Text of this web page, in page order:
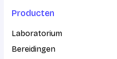
Producten
Laboratorium
Bereidingen